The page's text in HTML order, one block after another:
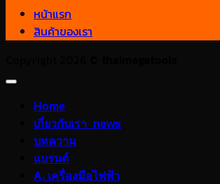
หน้าแรก
สินค้าของเรา
Home
เกี่ยวกับเรา_news
บทความ
แบรนด์
A. เครื่องมือไฟฟ้า